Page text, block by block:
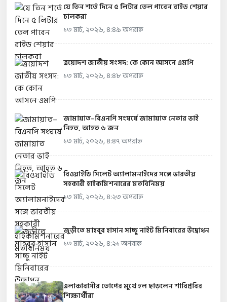
যে তিন শর্তে দিনে ৫ লিটার তেল পাবেন রাইড শেয়ার
চালকরা
১৩ মার্চ, ২০২৬, ৪:৪৯ অপরাহ্ন
ত্রয়োদশ জাতীয় সংসদ: কে কোন আসনে এমপি
১৩ মার্চ, ২০২৬, ৪:৪৮ অপরাহ্ন
জামায়াত–বিএনপি সংঘর্ষে জামায়াত নেতার ভাই
নিহত, আহত ৬ জন
১৩ মার্চ, ২০২৬, ৪:৪৭ অপরাহ্ন
বিওয়াইডি সিলেট অ্যালামনাইদের সঙ্গে ভারতীয়
সহকারী হাইকমিশনারের মতবিনিময়
১৩ মার্চ, ২০২৬, ৪:২৩ অপরাহ্ন
জুড়ীতে মাহবুব হাসান সাচ্চু নাইট মিনিবারের উদ্বোধন
১৩ মার্চ, ২০২৬, ৪:২১ অপরাহ্ন
এলাকাবাসীর তোপের মুখে হল ছাড়লেন শাবিপ্রবির
শিক্ষার্থীরা